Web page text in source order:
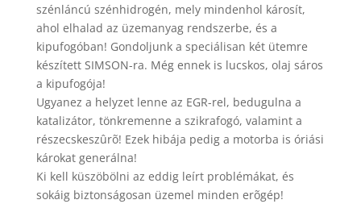
szénláncú szénhidrogén, mely mindenhol károsít,
ahol elhalad az üzemanyag rendszerbe, és a
kipufogóban! Gondoljunk a speciálisan két ütemre
készített SIMSON-ra. Még ennek is lucskos, olaj sáros
a kipufogója!
Ugyanez a helyzet lenne az EGR-rel, bedugulna a
katalizátor, tönkremenne a szikrafogó, valamint a
részecskeszûrõ! Ezek hibája pedig a motorba is óriási
károkat generálna!
Ki kell küszöbölni az eddig leírt problémákat, és
sokáig biztonságosan üzemel minden erõgép!